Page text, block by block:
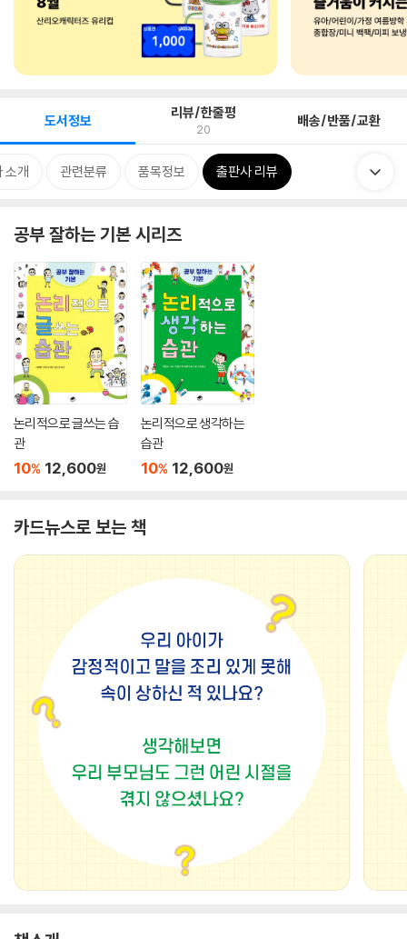
도서정보 리뷰/한줄평
20 배송/반품/교환
소개 관련분류 품목정보 출판사 리뷰
공부 잘하는 기본 시리즈
논리적으로 글쓰는 습
관
10% 12,600원
논리적으로 생각하는
습관
10% 12,600원
카드뉴스로 보는 책